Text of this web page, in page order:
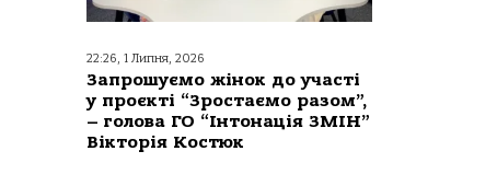
22:26, 1 Липня, 2026
Запрошуємо жінок до участі
у проєкті “Зростаємо разом”,
– голова ГО “Інтонація ЗМІН”
Вікторія Костюк